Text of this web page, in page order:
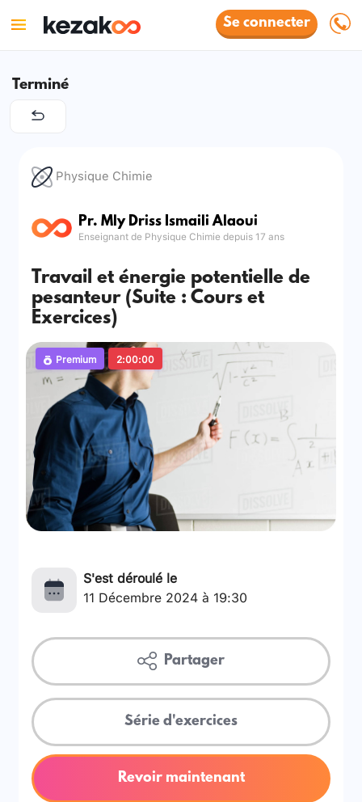
Se connecter
Terminé
Physique Chimie
Pr. Mly Driss Ismaili Alaoui
Enseignant de Physique Chimie depuis 17 ans
Travail et énergie potentielle de
pesanteur (Suite : Cours et
Exercices)
Premium 2:00:00
S'est déroulé le
11 Décembre 2024 à 19:30
Partager
Série d'exercices
Revoir maintenant